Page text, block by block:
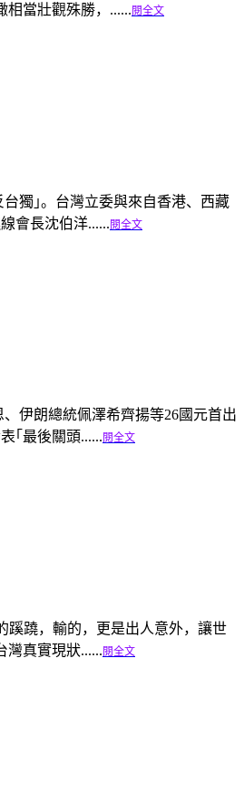
相當壯觀殊勝，...... 閱全文
獨｣。台灣立委與來自香港、西藏
會長沈伯洋...... 閱全文
伊朗總統佩澤希齊揚等26國元首出
｢最後關頭...... 閱全文
蹊蹺，輸的，更是出人意外，讓世
灣真實現狀...... 閱全文